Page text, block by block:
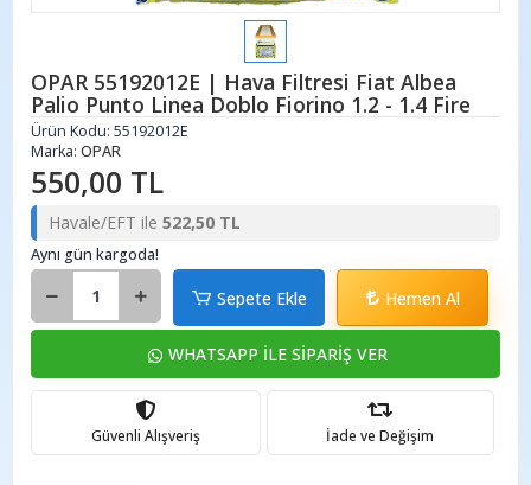
OPAR 55192012E | Hava Filtresi Fiat Albea
Palio Punto Linea Doblo Fiorino 1.2 - 1.4 Fire
Ürün Kodu: 55192012E
Marka: OPAR
550,00 TL
Havale/EFT ile 522,50 TL
Aynı gün kargoda!
Sepete Ekle Hemen Al
WHATSAPP İLE SİPARİŞ VER
Güvenli Alışveriş İade ve Değişim